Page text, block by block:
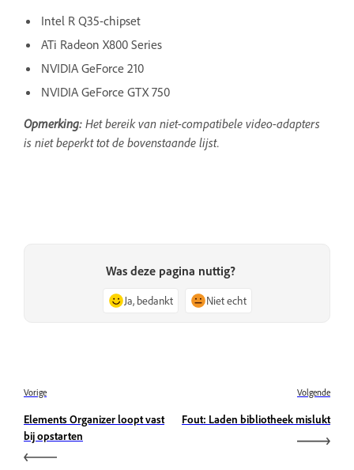
Intel R Q35-chipset
ATi Radeon X800 Series
NVIDIA GeForce 210
NVIDIA GeForce GTX 750
Opmerking: Het bereik van niet-compatibele video-adapters
is niet beperkt tot de bovenstaande lijst.
Was deze pagina nuttig?
Ja, bedankt Niet echt
Vorige
Elements Organizer loopt vast
bij opstarten
Volgende
Fout: Laden bibliotheek mislukt